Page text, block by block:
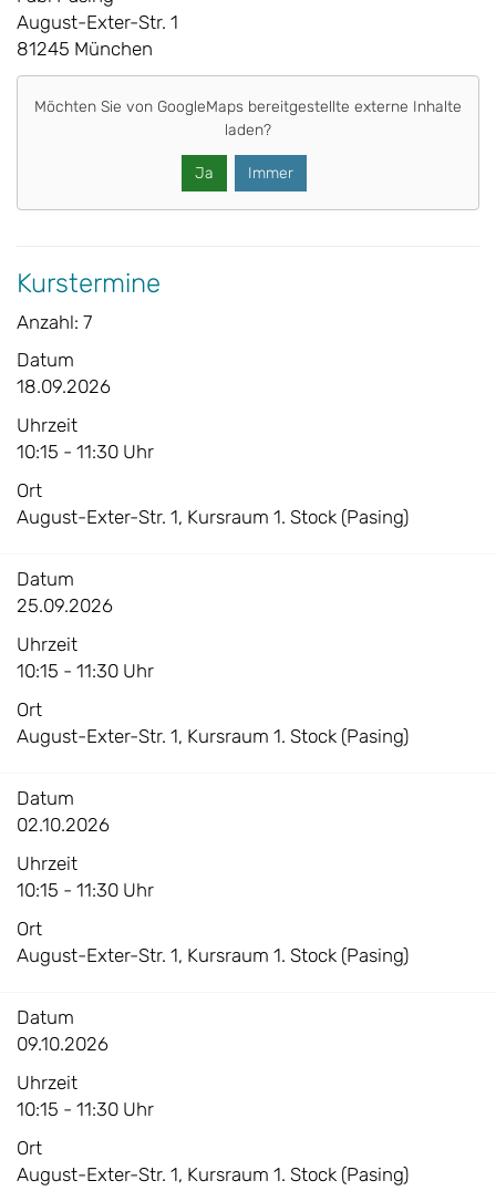
August-Exter-Str. 1
81245 München
Möchten Sie von GoogleMaps bereitgestellte externe Inhalte
laden?
Ja Immer
Kurstermine
Anzahl: 7
Datum
18.09.2026
Uhrzeit
10:15 - 11:30 Uhr
Ort
August-Exter-Str. 1, Kursraum 1. Stock (Pasing)
Datum
25.09.2026
Uhrzeit
10:15 - 11:30 Uhr
Ort
August-Exter-Str. 1, Kursraum 1. Stock (Pasing)
Datum
02.10.2026
Uhrzeit
10:15 - 11:30 Uhr
Ort
August-Exter-Str. 1, Kursraum 1. Stock (Pasing)
Datum
09.10.2026
Uhrzeit
10:15 - 11:30 Uhr
Ort
August-Exter-Str. 1, Kursraum 1. Stock (Pasing)